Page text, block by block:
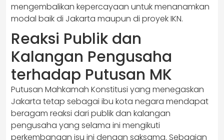
mengembalikan kepercayaan untuk menanamkan
modal baik di Jakarta maupun di proyek IKN.
Reaksi Publik dan
Kalangan Pengusaha
terhadap Putusan MK
Putusan Mahkamah Konstitusi yang menegaskan
Jakarta tetap sebagai ibu kota negara mendapat
beragam reaksi dari publik dan kalangan
pengusaha yang selama ini mengikuti
perkembangan isu ini dengan saksama. Sebagian